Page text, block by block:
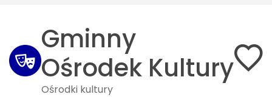
Gminny
Ośrodek Kultury
Ośrodki kultury